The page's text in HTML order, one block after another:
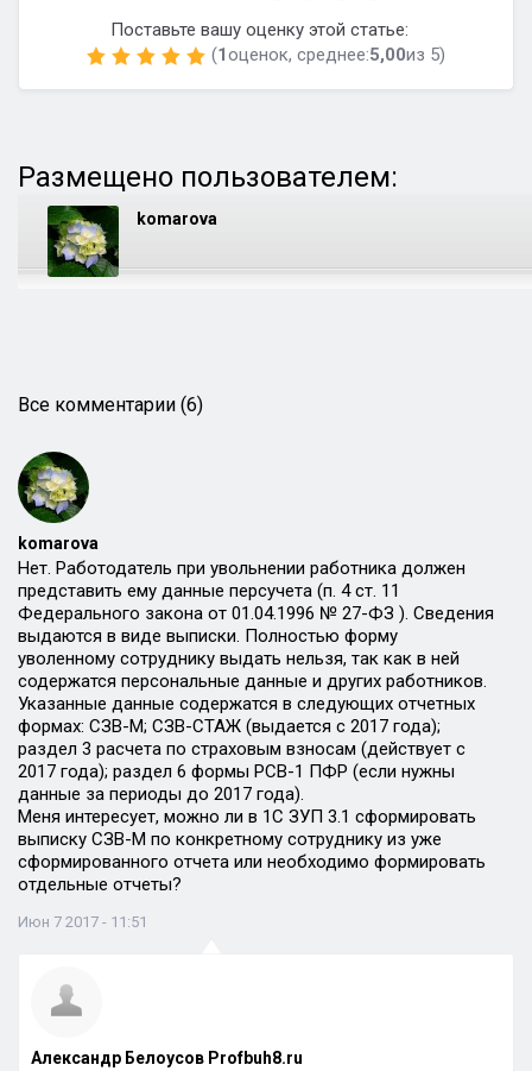
Поставьте вашу оценку этой статье:
(1оценок, среднее:5,00из 5)
Размещено пользователем:
komarova
Все комментарии (6)
komarova
Нет. Работодатель при увольнении работника должен
представить ему данные персучета (п. 4 ст. 11
Федерального закона от 01.04.1996 № 27-ФЗ ). Сведения
выдаются в виде выписки. Полностью форму
уволенному сотруднику выдать нельзя, так как в ней
содержатся персональные данные и других работников.
Указанные данные содержатся в следующих отчетных
формах: СЗВ-М; СЗВ-СТАЖ (выдается с 2017 года);
раздел 3 расчета по страховым взносам (действует с
2017 года); раздел 6 формы РСВ-1 ПФР (если нужны
данные за периоды до 2017 года).
Меня интересует, можно ли в 1С ЗУП 3.1 сформировать
выписку СЗВ-М по конкретному сотруднику из уже
сформированного отчета или необходимо формировать
отдельные отчеты?
Июн 7 2017 - 11:51
Александр Белоусов Profbuh8.ru